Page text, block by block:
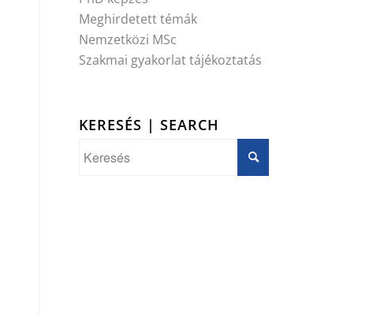
Meghirdetett témák
Nemzetközi MSc
Szakmai gyakorlat tájékoztatás
KERESÉS | SEARCH